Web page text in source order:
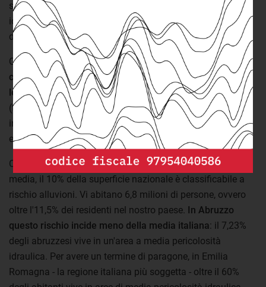
scenari di pericolosità. Nelle zone ad elevata pericolosità
idraulica sono probabili
alluvioni frequenti
(con un tempo
di ritorno tra 20 e 50 anni).
Quelle a
media pericolosità includono, oltre alle aree
comprese nello scenario precedente, anche quelle in cui
le alluvioni sono meno frequenti ma comunque probabili
(tempo di ritorno tra 100 e 200 anni). Il terzo scenario
include le aree con scarsa probabilità di alluvioni o eventi
estremi.
Considerando le aree con pericolosità idraulica almeno
media, il 10% della superficie nazionale è classificabile a
rischio alluvioni. Vi abitano 6,8 milioni di persone, ovvero
oltre l'11,5% dei residenti nel nostro paese. In Abruzzo
questo rischio incide meno della media italiana: il 7,23%
degli abruzzesi vive in un'area a media pericolosità
idraulica. Per avere un termine di paragone, in Emilia
Romagna - la regione italiana più soggetta - oltre il 60%